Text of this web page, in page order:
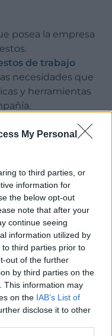
My Personal
to third parties, or
information for
the below opt-out
note that after your
continue seeing
information utilized by
third parties prior to
out of the further
by third parties on the
This information may
on the IAB’s List of
disclose it to other
posea la empresa
de trabajo
necesidades que
y herramientas
las tareas del
obligaciones y
el buen